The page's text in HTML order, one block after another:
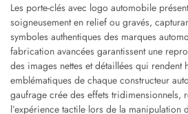
Les porte-clés avec logo automobile
soigneusement en relief ou gravés,
symboles authentiques des marques
fabrication avancées garantissent une
des images nettes et détaillées qui rendent
emblématiques de chaque constructeur
gaufrage crée des effets tridimensionnels,
l’expérience tactile lors de la manipulation